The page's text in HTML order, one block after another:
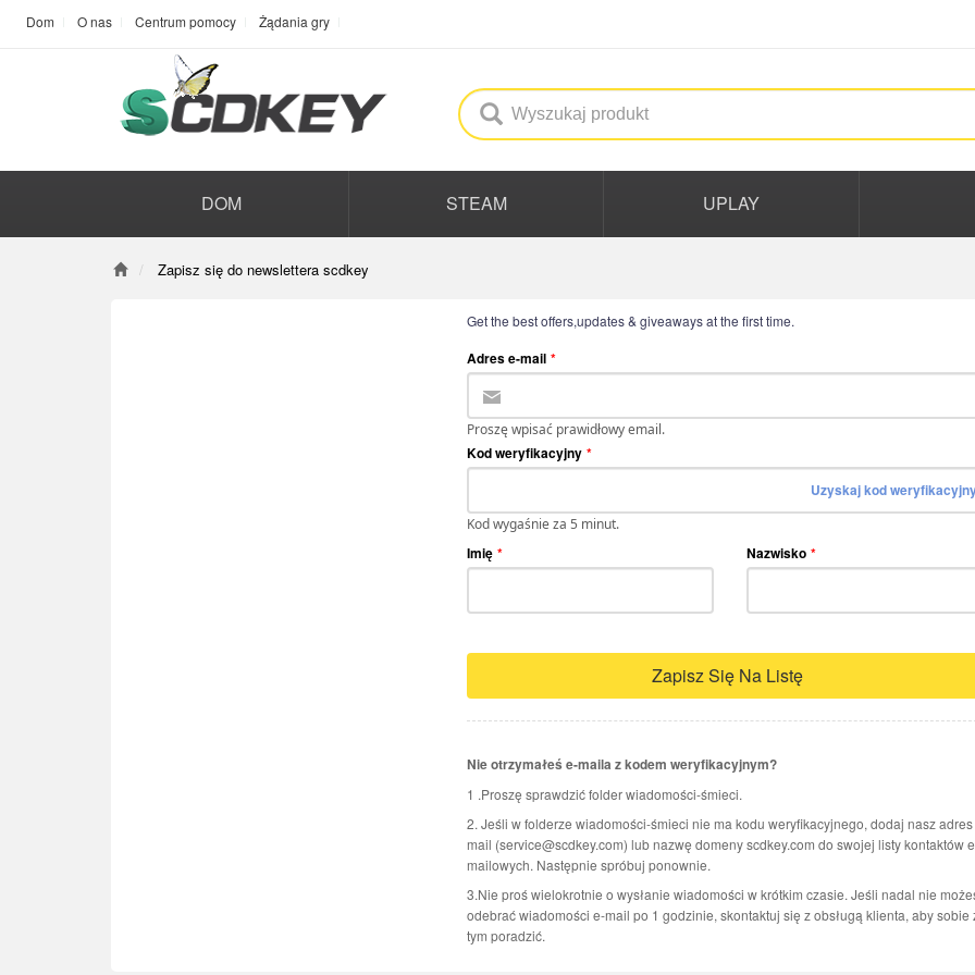
Dom O nas Centrum pomocy Żądania gry
DOM STEAM UPLAY
Zapisz się do newslettera scdkey
Get the best offers,updates & giveaways at the first time.
Adres e-mail *
Proszę wpisać prawidłowy email.
Kod weryfikacyjny *
Uzyskaj kod
Kod wygaśnie za 5 minut.
Imię * Nazwisko *
Zapisz Się Na Listę
Nie otrzymałeś e-maila z kodem weryfikacyjnym?
1 .Proszę sprawdzić folder wiadomości-śmieci.
2. Jeśli w folderze wiadomości-śmieci nie ma kodu weryfikacyjnego, dodaj nasz
mail (service@scdkey.com) lub nazwę domeny scdkey.com do swojej listy kontaktów
mailowych. Następnie spróbuj ponownie.
3.Nie proś wielokrotnie o wysłanie wiadomości w krótkim czasie. Jeśli nadal nie
odebrać wiadomości e-mail po 1 godzinie, skontaktuj się z obsługą klienta, aby sobie
tym poradzić.